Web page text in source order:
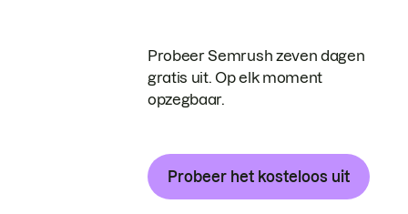
Probeer Semrush zeven dagen
gratis uit. Op elk moment
opzegbaar.
Probeer het kosteloos uit